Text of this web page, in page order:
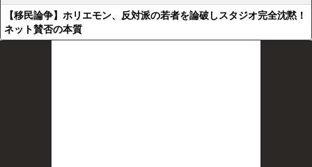
【移民論争】ホリエモン、反対派の若者を論破しスタジオ完全沈黙！
ネット賛否の本質